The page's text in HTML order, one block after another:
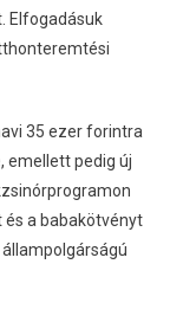
Elfogadásuk
35 ezer forintra
emellett pedig új
a babakötvényt